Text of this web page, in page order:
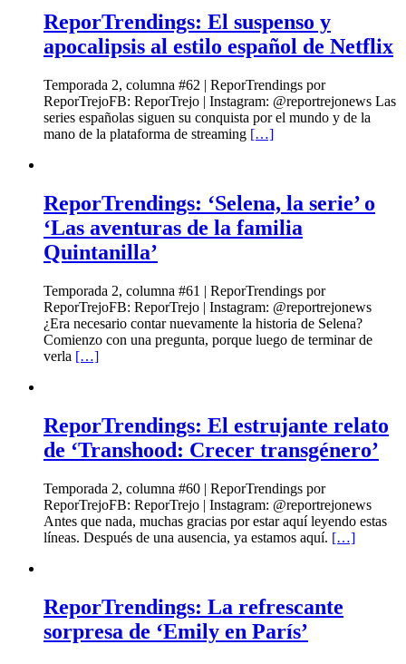
ReporTrendings: El suspenso y
apocalipsis al estilo español de Netflix
Temporada 2, columna #62 | ReporTrendings por
ReporTrejoFB: ReporTrejo | Instagram: @reportrejonews Las
series españolas siguen su conquista por el mundo y de la
mano de la plataforma de streaming […]
ReporTrendings: ‘Selena, la serie’ o
‘Las aventuras de la familia
Quintanilla’
Temporada 2, columna #61 | ReporTrendings por
ReporTrejoFB: ReporTrejo | Instagram: @reportrejonews
¿Era necesario contar nuevamente la historia de Selena?
Comienzo con una pregunta, porque luego de terminar de
verla […]
ReporTrendings: El estrujante relato
de ‘Transhood: Crecer transgénero’
Temporada 2, columna #60 | ReporTrendings por
ReporTrejoFB: ReporTrejo | Instagram: @reportrejonews
Antes que nada, muchas gracias por estar aquí leyendo estas
líneas. Después de una ausencia, ya estamos aquí. […]
ReporTrendings: La refrescante
sorpresa de ‘Emily en París’